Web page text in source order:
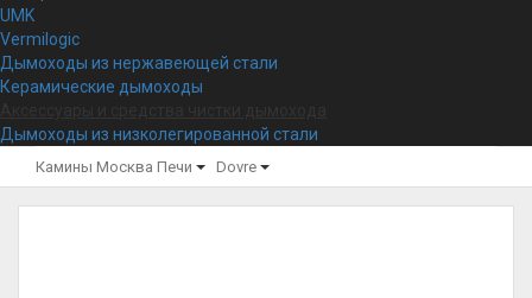
UMK
Vermilogic
Дымоходы из нержавеющей стали
Керамические дымоходы
Дымоходы из низколегированной стали
Камины Москва Печи Dovre